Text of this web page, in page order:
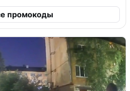
промокоды